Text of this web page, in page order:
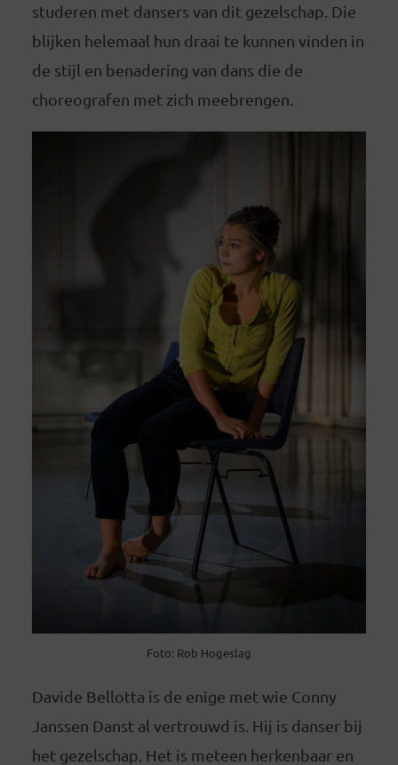
studeren met dansers van dit gezelschap. Die
blijken helemaal hun draai te kunnen vinden in
de stijl en benadering van dans die de
choreografen met zich meebrengen.
Foto: Rob Hogeslag
Davide Bellotta is de enige met wie Conny
Janssen Danst al vertrouwd is. Hij is danser bij
het gezelschap. Het is meteen herkenbaar en